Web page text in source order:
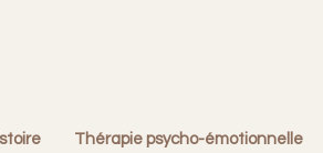
Thérapie psycho-émotionnelle